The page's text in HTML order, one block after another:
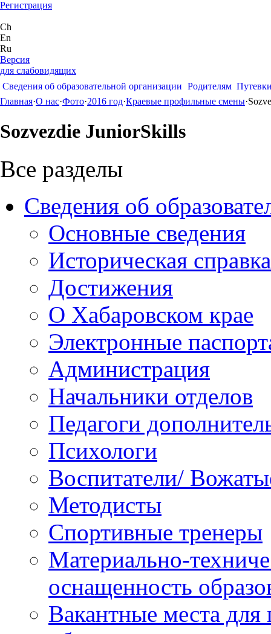
Регистрация
Ch
En
Ru
Версия
для слабовидящих
Сведения об образовательной организации Родителям
Главная·О нас·Фото·2016 год·Краевые профильные смены·
Sozvezdie JuniorSkills
Все разделы
Сведения об
Основные сведения
Историческая справка
Достижения
О Хабаровском крае
Электронные
Администрация
Начальники отделов
Педагоги
Психологи
Воспитатели/
Методисты
Спортивные тренеры
Материально-
оснащенность
Вакантные места для